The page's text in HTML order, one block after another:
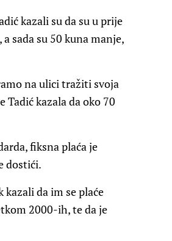
kazali su da su u prije
sada su 50 kuna manje,
na ulici tražiti svoja
Tadić kazala da oko 70
fiksna plaća je
dostići.
da im se plaće
2000-ih, te da je